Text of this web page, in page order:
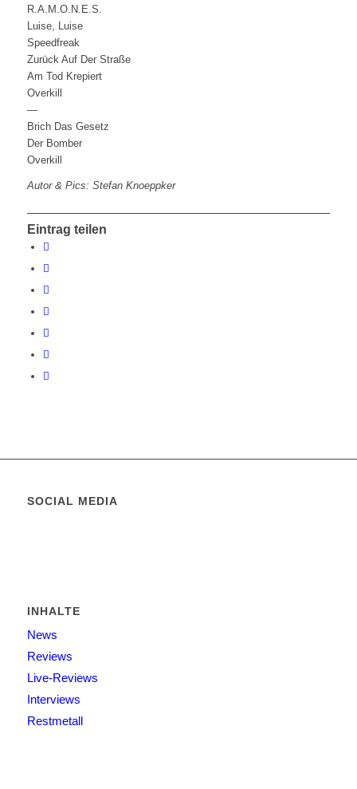
R.A.M.O.N.E.S.
Luise, Luise
Speedfreak
Zurück Auf Der Straße
Am Tod Krepiert
Overkill
—
Brich Das Gesetz
Der Bomber
Overkill
Autor & Pics: Stefan Knoeppker
Eintrag teilen
SOCIAL MEDIA
INHALTE
News
Reviews
Live-Reviews
Interviews
Restmetall